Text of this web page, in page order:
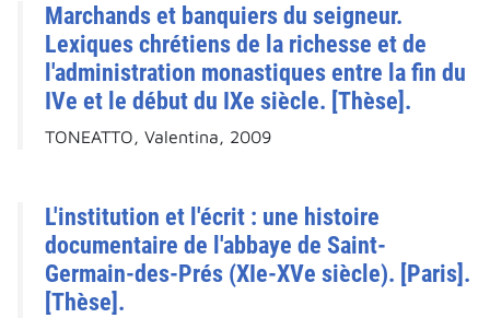
Marchands et banquiers du seigneur.
Lexiques chrétiens de la richesse et de
l'administration monastiques entre la fin du
IVe et le début du IXe siècle. [Thèse].
TONEATTO, Valentina, 2009
L'institution et l'écrit : une histoire
documentaire de l'abbaye de Saint-
Germain-des-Prés (XIe-XVe siècle). [Paris].
[Thèse].